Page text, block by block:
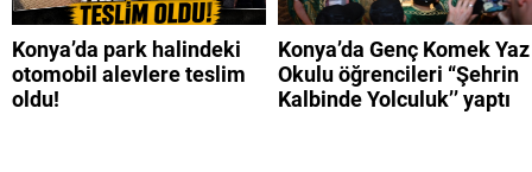
Konya’da park halindeki
otomobil alevlere teslim
oldu!
Konya’da Genç Komek Yaz
Okulu öğrencileri “Şehrin
Kalbinde Yolculuk’’ yaptı